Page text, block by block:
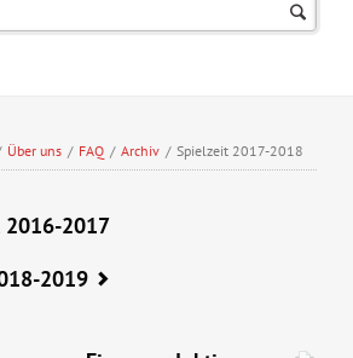
Über uns / FAQ / Archiv / Spielzeit 2017-2018
2016-2017
2019